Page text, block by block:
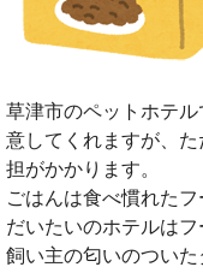
草津市のペットホテ
意してくれますが、
担がかかります。
ごはんは食べ慣れたフ
だいたいのホテルはフ
飼い主の匂いのつい